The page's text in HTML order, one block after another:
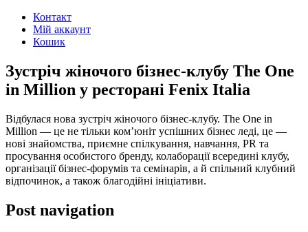
Контакт
Мій аккаунт
Кошик
Зустріч жіночого бізнес-клубу The One
in Million у ресторані Fenix Italia
Відбулася нова зустріч жіночого бізнес-клубу. The One in
Million — це не тільки ком’юніт успішних бізнес леді, це —
нові знайомства, приємне спілкування, навчання, PR та
просування особистого бренду, колаборації всередині клубу,
організації бізнес-форумів та семінарів, а й спільний клубний
відпочинок, а також благодійні ініціативи.
Post navigation